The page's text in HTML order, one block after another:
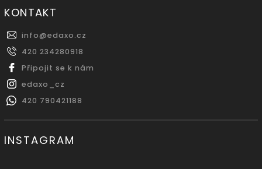
KONTAKT
info@edaxo.cz
420 234280918
Připojit se k nám
edaxo_cz
420 790421188
INSTAGRAM